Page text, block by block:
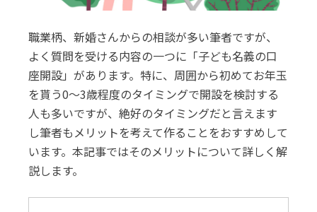
職業柄、新婚さんからの相談が多い筆者ですが、
よく質問を受ける内容の一つに「子ども名義の口
座開設」があります。特に、周囲から初めてお年玉
を貰う0〜3歳程度のタイミングで開設を検討する
人も多いですが、絶好のタイミングだと言えます
し筆者もメリットを考えて作ることをおすすめして
います。本記事ではそのメリットについて詳しく解
説します。